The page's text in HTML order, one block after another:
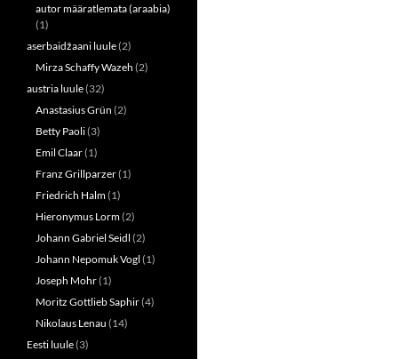
autor määratlemata (araabia)
(1)
aserbaidžaani luule(2)
Mirza Schaffy Wazeh (2)
austria luule(32)
Anastasius Grün (2)
Betty Paoli(3)
Emil Claar(1)
Franz Grillparzer(1)
Friedrich Halm(1)
Hieronymus Lorm(2)
Johann Gabriel Seidl (2)
Johann Nepomuk Vogl (1)
Joseph Mohr(1)
Moritz Gottlieb Saphir(4)
Nikolaus Lenau (14)
Eesti luule(3)